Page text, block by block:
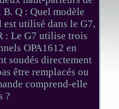
Q : Quel modèle
utilisé dans le G7,
: Le G7 utilise trois
OPA1612 en
soudés directement
être remplacés ou
comprend-elle
?